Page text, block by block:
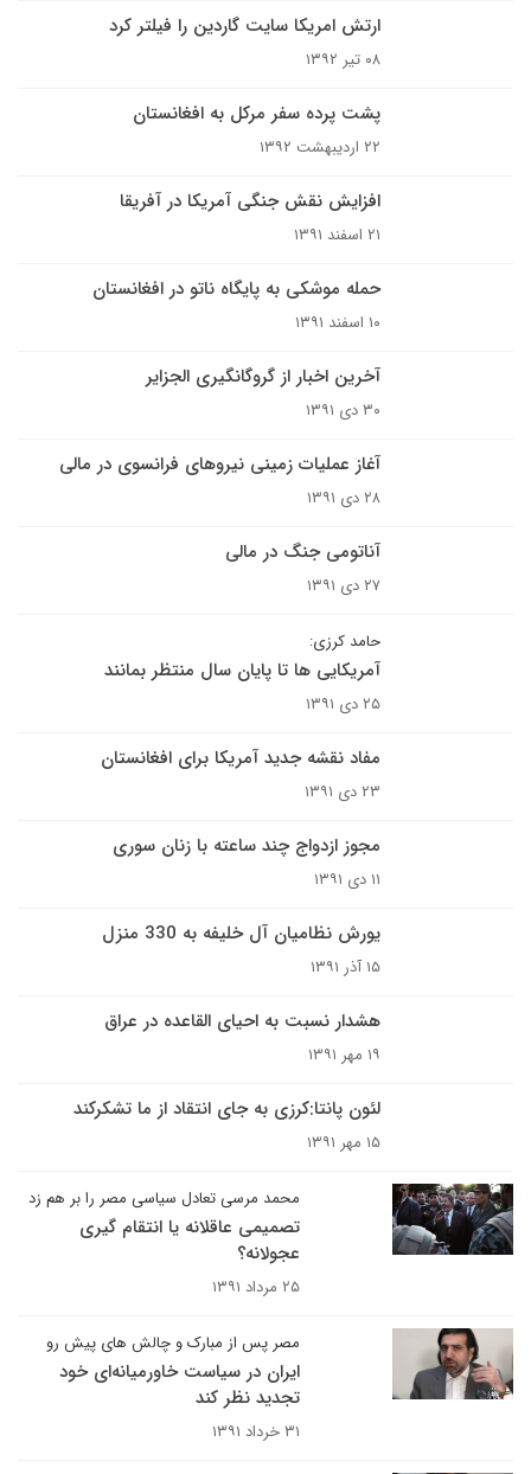
ارتش امریکا سایت گاردین را فیلتر کرد
۰۸ تیر ۱۳۹۲
پشت پرده سفر مرکل به افغانستان
۲۲ اردیبهشت ۱۳۹۲
افزایش نقش جنگی آمریکا در آفریقا
۲۱ اسفند ۱۳۹۱
حمله موشکی به پایگاه ناتو در افغانستان
۱۰ اسفند ۱۳۹۱
آخرین اخبار از گروگانگیری الجزایر
۳۰ دی ۱۳۹۱
آغاز عملیات زمینی نیروهای فرانسوی در مالی
۲۸ دی ۱۳۹۱
آناتومی جنگ در مالی
۲۷ دی ۱۳۹۱
حامد کرزی:
آمریکایی ها تا پایان سال منتظر بمانند
۲۵ دی ۱۳۹۱
مفاد نقشه جدید آمریکا برای افغانستان
۲۳ دی ۱۳۹۱
مجوز ازدواج چند ساعته با زنان سوری
۱۱ دی ۱۳۹۱
یورش نظامیان آل خلیفه به 330 منزل
۱۵ آذر ۱۳۹۱
هشدار نسبت به احیای القاعده در عراق
۱۹ مهر ۱۳۹۱
لئون پانتا:کرزی به جای انتقاد از ما تشکرکند
۱۵ مهر ۱۳۹۱
محمد مرسی تعادل سیاسی مصر را بر هم زد
تصمیمی عاقلانه یا انتقام گیری
عجولانه؟
۲۵ مرداد ۱۳۹۱
مصر پس از مبارک و چالش های پیش رو
ایران در سیاست خاورمیانه‌ای خود
تجدید نظر کند
۳۱ خرداد ۱۳۹۱